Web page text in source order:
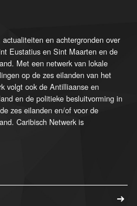
en achtergronden over
Eustatius en Sint Maarten en de
Met een netwerk van lokale
op de zes eilanden van het
volgt ook de Antilliaanse en
en de politieke besluitvorming in
zes eilanden en/of voor de
Caribisch Netwerk is